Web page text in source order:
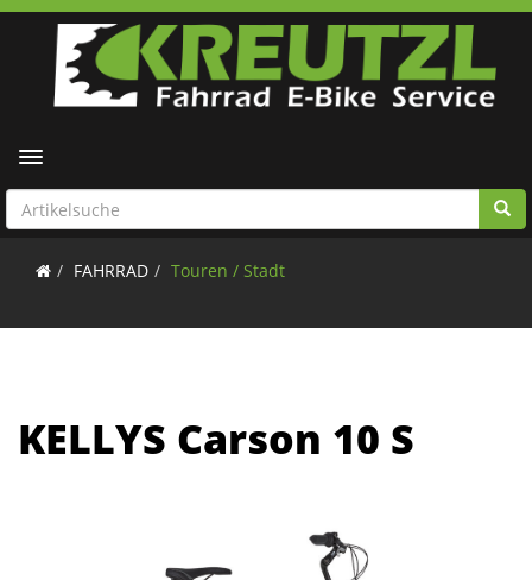
Toggle navigation
FAHRRAD Touren / Stadt
KELLYS Carson 10 S